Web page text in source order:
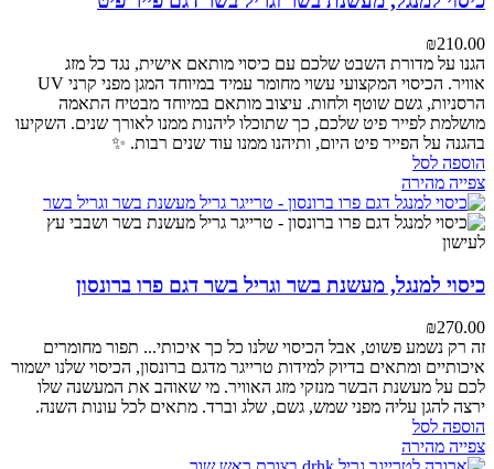
₪210.00
הגנו על מדורת השבט שלכם עם כיסוי מותאם אישית, נגד כל מזג
אוויר. הכיסוי המקצועי עשוי מחומר עמיד במיוחד המגן מפני קרני UV
הרסניות, גשם שוטף ולחות. עיצוב מותאם במיוחד מבטיח התאמה
מושלמת לפייר פיט שלכם, כך שתוכלו ליהנות ממנו לאורך שנים. השקיעו
בהגנה על הפייר פיט היום, ותיהנו ממנו עוד שנים רבות. ✨
הוספה לסל
צפייה מהירה
כיסוי למנגל, מעשנת בשר וגריל בשר דגם פרו ברונסון
₪270.00
זה רק נשמע פשוט, אבל הכיסוי שלנו כל כך איכותי... תפור מחומרים
איכותיים ומתאים בדיוק למידות טרייגר מדגם ברונסון, הכיסוי שלנו ישמור
לכם על מעשנת הבשר מנזקי מזג האוויר. מי שאוהב את המעשנה שלו
ירצה להגן עליה מפני שמש, גשם, שלג וברד. מתאים לכל עונות השנה.
הוספה לסל
צפייה מהירה